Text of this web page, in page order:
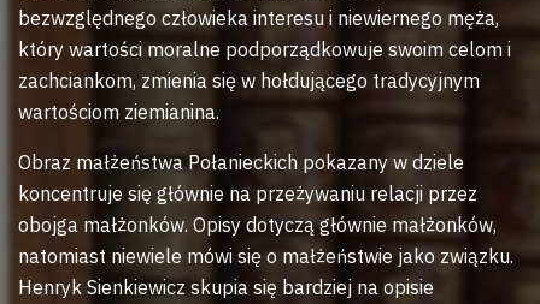
bezwzględnego człowieka interesu i niewiernego męża,
który wartości moralne podporządkowuje swoim celom i
zachciankom, zmienia się w hołdującego tradycyjnym
wartościom ziemianina.
Obraz małżeństwa Połanieckich pokazany w dziele
koncentruje się głównie na przeżywaniu relacji przez
obojga małżonków. Opisy dotyczą głównie małżonków,
natomiast niewiele mówi się o małżeństwie jako związku.
Henryk Sienkiewicz skupia się bardziej na opisie